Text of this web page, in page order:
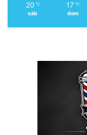
20 ℃
sáb
17 ℃
dom